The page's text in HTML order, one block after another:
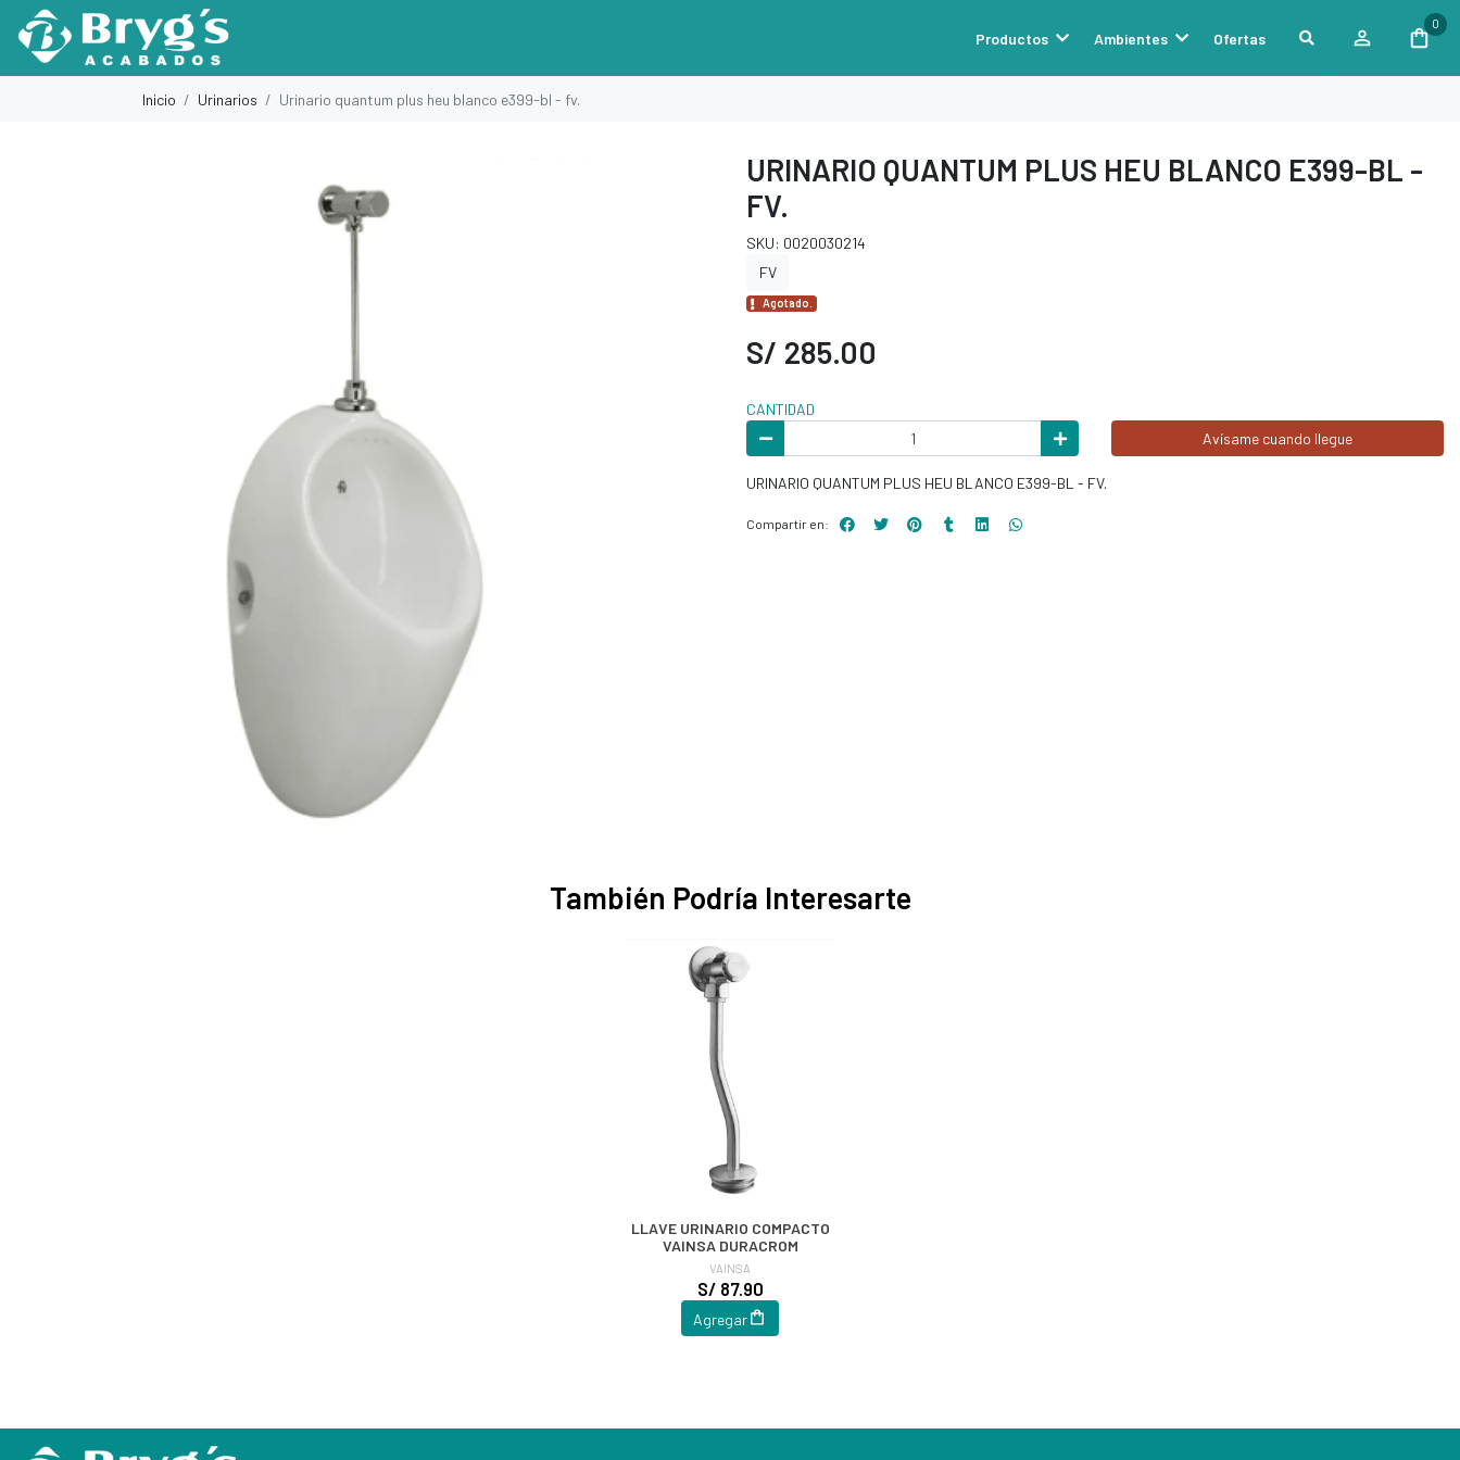
Productos Ambientes Ofertas
0
Inicio Urinarios Urinario quantum plus heu blanco e399-bl - fv.
URINARIO QUANTUM PLUS HEU BLANCO E399-BL -
FV.
SKU: 0020030214
FV
Agotado.
S/ 285.00
CANTIDAD
Avísame cuando llegue
URINARIO QUANTUM PLUS HEU BLANCO E399-BL - FV.
Compartir en:
También Podría Interesarte
LLAVE URINARIO COMPACTO
VAINSA DURACROM
VAINSA
S/ 87.90
Agregar